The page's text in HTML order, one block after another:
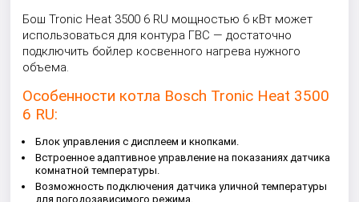
Бош Tronic Heat 3500 6 RU мощностью 6 кВт может
использоваться для контура ГВС — достаточно
подключить бойлер косвенного нагрева нужного
объема.
Особенности котла Bosch Tronic Heat 3500
6 RU:
Блок управления с дисплеем и кнопками.
Встроенное адаптивное управление на показаниях датчика
комнатной температуры.
Возможность подключения датчика уличной температуры
для погодозависимого режима.